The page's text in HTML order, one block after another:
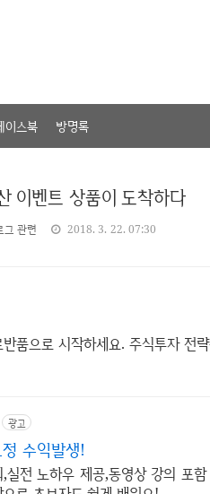
이스북 방명록
이벤트 상품이 도착하다
그 관련 2018. 3. 22. 07:30
품으로 시작하세요. 주식투자 전
광고
수익발생!
전 노하우 제공,동영상 강의 포함